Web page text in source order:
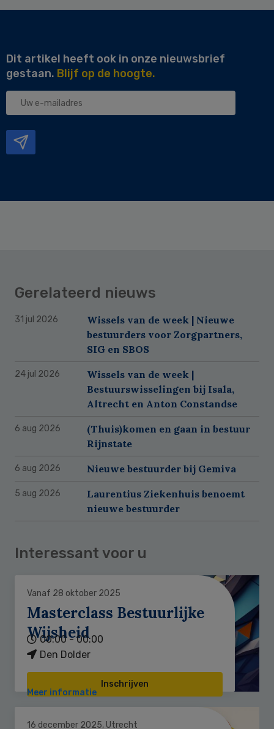
Dit artikel heeft ook in onze nieuwsbrief
gestaan. Blijf op de hoogte.
Uw
Gerelateerd nieuws
31 jul 2026
Wissels van de week | Nieuwe
bestuurders voor Zorgpartners,
SIG en SBOS
24 jul 2026
Wissels van de week |
Bestuurswisselingen bij Isala,
Altrecht en Anton Constandse
6 aug 2026
(Thuis)komen en gaan in bestuur
Rijnstate
6 aug 2026 Nieuwe bestuurder bij Gemiva
5 aug 2026
Laurentius Ziekenhuis benoemt
nieuwe bestuurder
Interessant voor u
Vanaf 28 oktober 2025
Masterclass Bestuurlijke
Wijsheid
00:00 - 00:00
Den Dolder
Inschrijven
Meer informatie
16 december 2025, Utrecht